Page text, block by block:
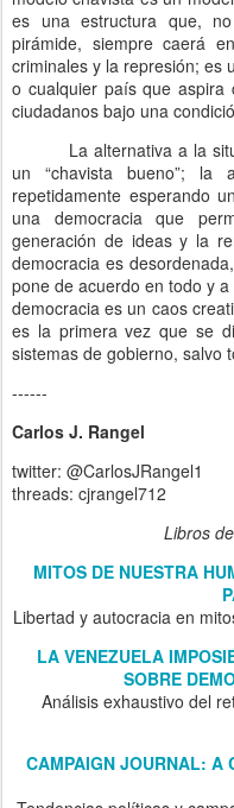
es una estructura que,
pirámide, siempre caerá
criminales y la represión; es
o cualquier país que aspira
ciudadanos bajo una
La alternativa a la
un “chavista bueno”; la
repetidamente esperando
una democracia que
generación de ideas y la
democracia es
pone de acuerdo en todo y
democracia es un caos
es la primera vez que se
sistemas de gobierno, salvo
------
Carlos J. Rangel
twitter: @CarlosJRangel1
threads: cjrangel712
Libros
MITOS DE NUESTRA
Libertad y autocracia en
LA VENEZUELA
SOBRE
Análisis exhaustivo del
CAMPAIGN JOURNAL: A